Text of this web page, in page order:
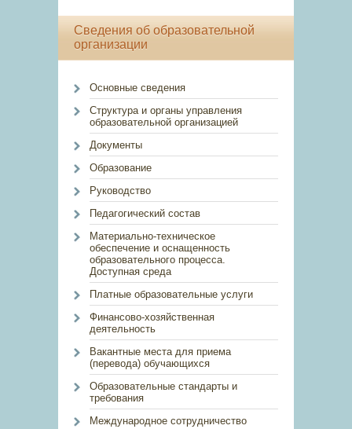
Сведения об образовательной
организации
Основные сведения
Структура и органы управления
образовательной организацией
Документы
Образование
Руководство
Педагогический состав
Материально-техническое
обеспечение и оснащенность
образовательного процесса.
Доступная среда
Платные образовательные услуги
Финансово-хозяйственная
деятельность
Вакантные места для приема
(перевода) обучающихся
Образовательные стандарты и
требования
Международное сотрудничество